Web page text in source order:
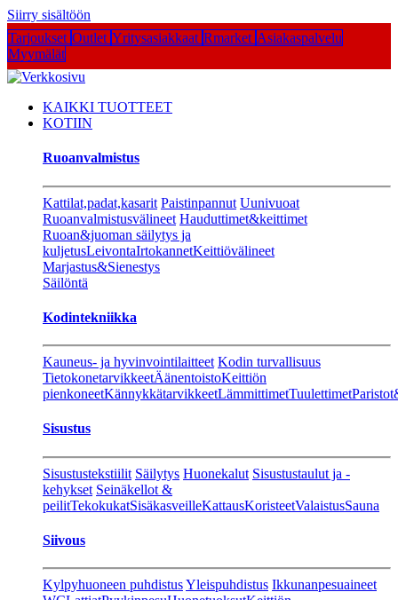
Siirry sisältöön
Tarjoukset Outlet Yritysasiakkaat Rmarket Asiakaspalvelu
Myymälät
KAIKKI TUOTTEET
KOTIIN
Ruoanvalmistus
Kattilat,padat,kasarit Paistinpannut Uunivuoat
Ruoanvalmistusvälineet Hauduttimet&keittimet
Ruoan&juoman säilytys ja
kuljetusLeivontaIrtokannetKeittiövälineet
Marjastus&Sienestys
Säilöntä
Kodintekniikka
Kauneus- ja hyvinvointilaitteet Kodin turvallisuus
TietokonetarvikkeetÄänentoistoKeittiön
pienkoneetKännykkätarvikkeetLämmittimetTuulettimet
Sisustus
Sisustustekstiilit Säilytys Huonekalut Sisustustaulut ja -
kehykset Seinäkellot &
peilitTekokukatSisäkasveilleKattausKoristeetValaistusSauna
Siivous
Kylpyhuoneen puhdistusYleispuhdistus Ikkunanpesuaineet